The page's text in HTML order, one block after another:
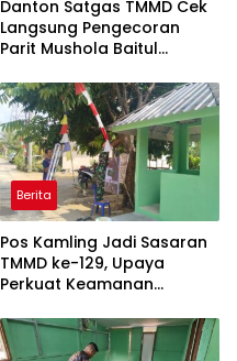
Danton Satgas TMMD Cek
Langsung Pengecoran
Parit Mushola Baitul
Berita
Pos Kamling Jadi Sasaran
TMMD ke-129, Upaya
Perkuat Keamanan